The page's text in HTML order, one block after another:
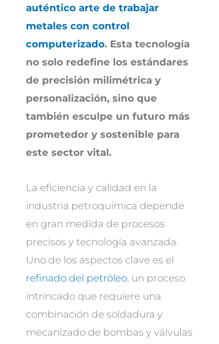
auténtico arte de trabajar
metales con control
computerizado. Esta tecnología
no solo redefine los estándares
de precisión milimétrica y
personalización, sino que
también esculpe un futuro más
prometedor y sostenible para
este sector vital.
La eficiencia y calidad en la
industria petroquímica depende
en gran medida de procesos
precisos y tecnología avanzada.
Uno de los aspectos clave es el
refinado del petróleo, un proceso
intrincado que requiere una
combinación de soldadura y
mecanizado de bombas y válvulas